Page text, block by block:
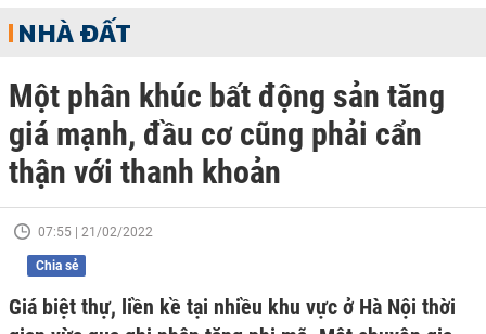
NHÀ ĐẤT
Một phân khúc bất động sản tăng
giá mạnh, đầu cơ cũng phải cẩn
thận với thanh khoản
07:55 | 21/02/2022
Chia sẻ
Giá biệt thự, liền kề tại nhiều khu vực ở Hà Nội thời